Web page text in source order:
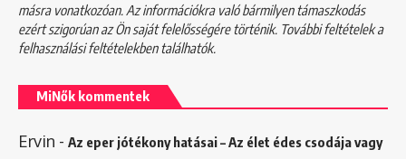
másra vonatkozóan. Az információkra való bármilyen támaszkodás
ezért szigorúan az Ön saját felelősségére történik. További feltételek a
felhasználási feltételekbentalálhatók.
MiNők kommentek
Ervin - Az eper jótékony hatásai – Az élet édes csodája vagy